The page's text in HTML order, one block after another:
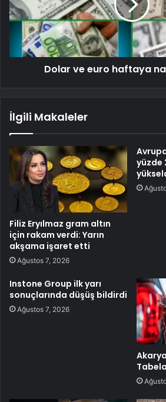
Dolar ve euro haftaya
İlgili Makaleler
Filiz Eryılmaz gram altın
için rakam verdi: Yarın
akşama işaret etti
Ağustos 7, 2026
yüzde
Instone Group ilk yarı
sonuçlarında düşüş bildirdi
Ağustos 7, 2026